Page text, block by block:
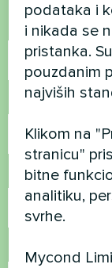
Ime
Broj telefona
E-pošta
Komentar
podataka i
i nikada se
pristanka.
pouzdanim
najviših
Klikom na
stranicu"
bitne
analitiku,
svrhe.
Mycond